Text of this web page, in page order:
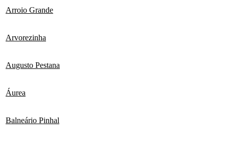
Arroio Grande
Arvorezinha
Augusto Pestana
Áurea
Balneário Pinhal